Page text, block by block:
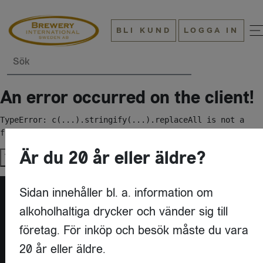
BLI KUND LOGGA IN
Sök
An error occurred on the client!
TypeError: c(...).stringify(...).replaceAll is not a
function
Try again
KONTAKT
Är du 20 år eller äldre?
Sidan innehåller bl. a. information om
alkoholhaltiga drycker och vänder sig till
företag. För inköp och besök måste du vara
20 år eller äldre.